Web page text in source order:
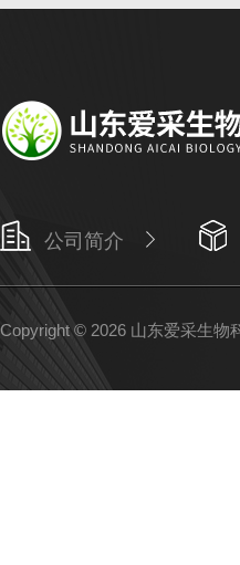
公司简介
Copyright © 2026 山东爱采生物